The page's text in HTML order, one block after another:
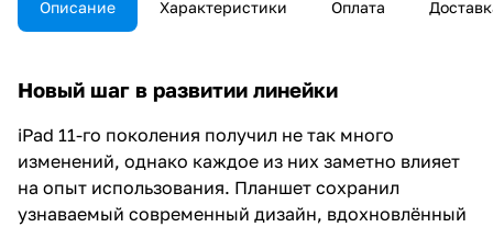
Описание Характеристики Оплата
Новый шаг в развитии линейки
iPad 11-го поколения получил не так много
изменений, однако каждое из них заметно влияет
на опыт использования. Планшет сохранил
узнаваемый современный дизайн, вдохновлённый